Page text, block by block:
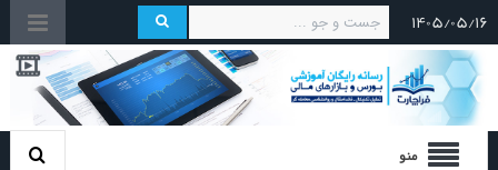
۱۴۰۵/۰۵/۱۶
منو